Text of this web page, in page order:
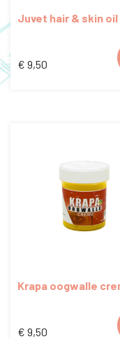
Juvet hair & skin oil
€ 9,50
Krapa oogwalle
€ 9,50